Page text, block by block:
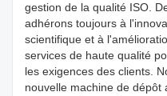
gestion de la qualité ISO.
adhérons toujours à
scientifique et à
services de haute qualité
les exigences des clients.
nouvelle machine de